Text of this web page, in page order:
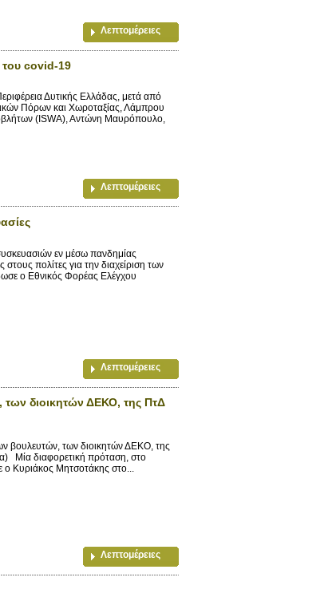
Λεπτομέρειες
του covid-19
Δυτικής Ελλάδας, μετά από
Πόρων και Χωροταξίας, Λάμπρου
(ISWA), Αντώνη Μαυρόπουλο,
Λεπτομέρειες
εν μέσω πανδημίας
πολίτες για την διαχείριση των
ο Εθνικός Φορέας Ελέγχου
Λεπτομέρειες
διοικητών ΔΕΚΟ, της ΠτΔ
βουλευτών, των διοικητών ΔΕΚΟ, της
Μία διαφορετική πρόταση, στο
ο Κυριάκος Μητσοτάκης στο...
Λεπτομέρειες